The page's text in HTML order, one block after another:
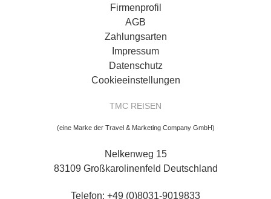
Firmenprofil
AGB
Zahlungsarten
Impressum
Datenschutz
Cookieeinstellungen
TMC REISEN
(eine Marke der Travel & Marketing Company GmbH)
Nelkenweg 15
83109 Großkarolinenfeld Deutschland
Telefon: +49 (0)8031-9019833